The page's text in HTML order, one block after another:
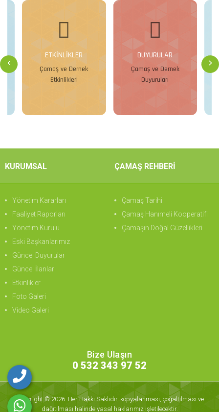
‹ ›
ETKİNLİKLER
Çamaş ve Dernek
Etkinlikleri
DUYURULAR
Çamaş ve Dernek
Duyuruları
KURUMSAL
Yönetim Kararları
Faaliyet Raporları
Yönetim Kurulu
Eski Başkanlarımız
Güncel Duyurular
Güncel İlanlar
Etkinlikler
Foto Galeri
Video Galeri
ÇAMAŞ REHBERİ
Çamaş Tarihi
Çamaş Hanımeli Kooperatifi
Çamaşın Doğal Güzellikleri
Bize Ulaşın
0 532 343 97 52
Copyright © 2026. Her Hakkı Saklıdır. kopyalanması, çoğaltılması ve
dağıtılması halinde yasal haklarımız işletilecektir.